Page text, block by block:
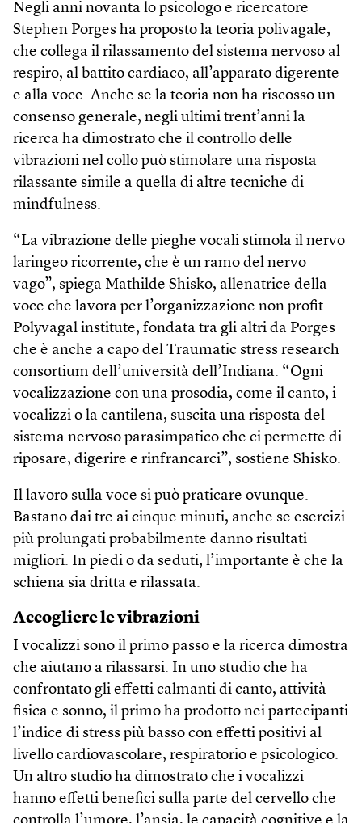
Negli anni novanta lo psicologo e ricercatore
Stephen Porges ha proposto la teoria polivagale,
che collega il rilassamento del sistema nervoso al
respiro, al battito cardiaco, all’apparato digerente
e alla voce. Anche se la teoria non ha riscosso un
consenso generale, negli ultimi trent’anni la
ricerca ha dimostrato che il controllo delle
vibrazioni nel collo può stimolare una risposta
rilassante simile a quella di altre tecniche di
mindfulness.
“La vibrazione delle pieghe vocali stimola il nervo
laringeo ricorrente, che è un ramo del nervo
vago”, spiega Mathilde Shisko, allenatrice della
voce che lavora per l’organizzazione non profit
Polyvagal institute, fondata tra gli altri da Porges
che è anche a capo del Traumatic stress research
consortium dell’università dell’Indiana. “Ogni
vocalizzazione con una prosodia, come il canto, i
vocalizzi o la cantilena, suscita una risposta del
sistema nervoso parasimpatico che ci permette di
riposare, digerire e rinfrancarci”, sostiene Shisko.
Il lavoro sulla voce si può praticare ovunque.
Bastano dai tre ai cinque minuti, anche se esercizi
più prolungati probabilmente danno risultati
migliori. In piedi o da seduti, l’importante è che la
schiena sia dritta e rilassata.
Accogliere le vibrazioni
I vocalizzi sono il primo passo e la ricerca dimostra
che aiutano a rilassarsi. In uno studio che ha
confrontato gli effetti calmanti di canto, attività
fisica e sonno, il primo ha prodotto nei partecipanti
l’indice di stress più basso con effetti positivi al
livello cardiovascolare, respiratorio e psicologico.
Un altro studio ha dimostrato che i vocalizzi
hanno effetti benefici sulla parte del cervello che